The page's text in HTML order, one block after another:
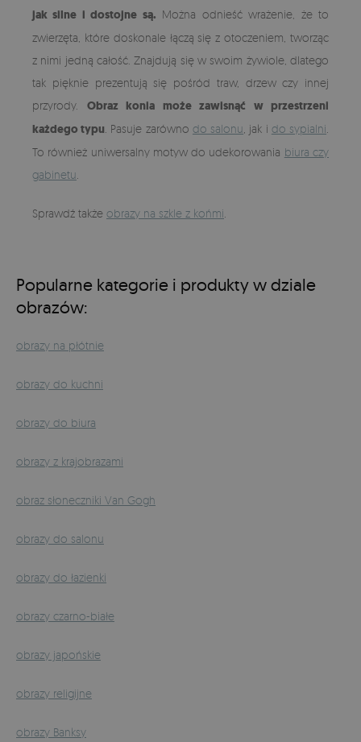
jak silne i dostojne są. Można odnieść wrażenie, że to
zwierzęta, które doskonale łączą się z otoczeniem, tworząc
z nimi jedną całość. Znajdują się w swoim żywiole, dlatego
tak pięknie prezentują się pośród traw, drzew czy innej
przyrody. Obraz konia może zawisnąć w przestrzeni
każdego typu . Pasuje zarówno do salonu , jak i do sypialni
To również uniwersalny motyw do udekorowania biura czy
gabinetu
Sprawdź także obrazy na szkle z końmi
Popularne kategorie i produkty w dziale
obrazów:
obrazy na płótnie
obrazy do kuchni
obrazy do biura
obrazy z krajobrazami
obraz słoneczniki Van Gogh
obrazy do salonu
obrazy do łazienki
obrazy czarno-białe
obrazy japońskie
obrazy religijne
obrazy Banksy